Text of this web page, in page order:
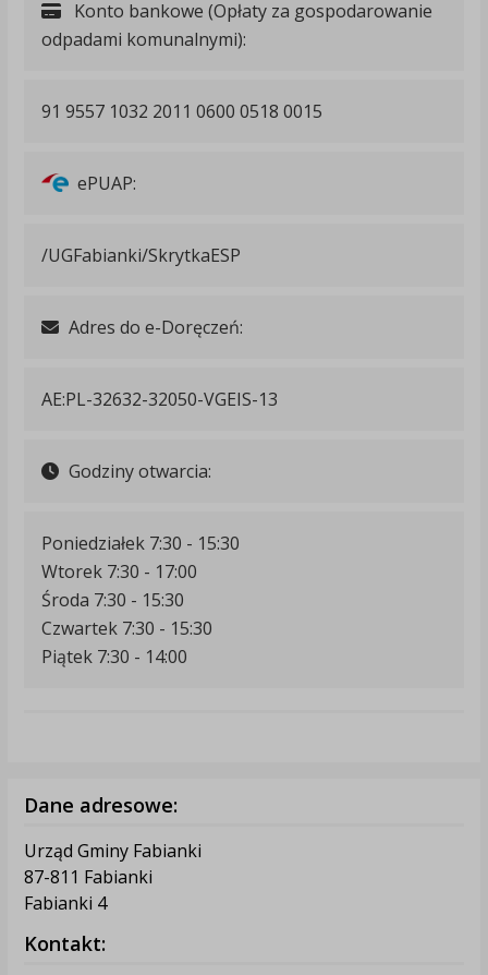
Konto bankowe (Opłaty za gospodarowanie
odpadami komunalnymi):
91 9557 1032 2011 0600 0518 0015
ePUAP:
/UGFabianki/SkrytkaESP
Adres do e-Doręczeń:
AE:PL-32632-32050-VGEIS-13
Godziny otwarcia:
Poniedziałek 7:30 - 15:30
Wtorek 7:30 - 17:00
Środa 7:30 - 15:30
Czwartek 7:30 - 15:30
Piątek 7:30 - 14:00
Dane adresowe:
Urząd Gminy Fabianki
87-811 Fabianki
Fabianki 4
Kontakt: